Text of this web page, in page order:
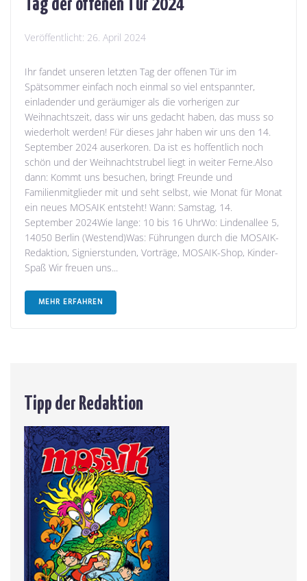
Veröffentlicht: 26. April 2024
Ihr fandet unseren letzten Tag der offenen Tür im
Spätsommer einfach noch einmal so viel entspannter,
einladender und geräumiger als die vorherigen zur
Weihnachtszeit, dass wir uns gedacht haben, das muss so
wiederholt werden! Für dieses Jahr haben wir uns den 14.
September 2024 auserkoren. Da ist es hoffentlich noch
schön und der Weihnachtstrubel liegt in weiter Ferne.Also
dann: Kommt uns besuchen, bringt Freunde und
Familienmitglieder mit und seht selbst, wie Monat für Monat
ein neues MOSAIK entsteht! Wann: Samstag, 14.
September 2024Wie lange: 10 bis 16 UhrWo: Lindenallee 5,
14050 Berlin (Westend)Was: Führungen durch die MOSAIK-
Redaktion, Signierstunden, Vorträge, MOSAIK-Shop, Kinder-
Spaß Wir freuen uns...
MEHR ERFAHREN
Tipp der Redaktion